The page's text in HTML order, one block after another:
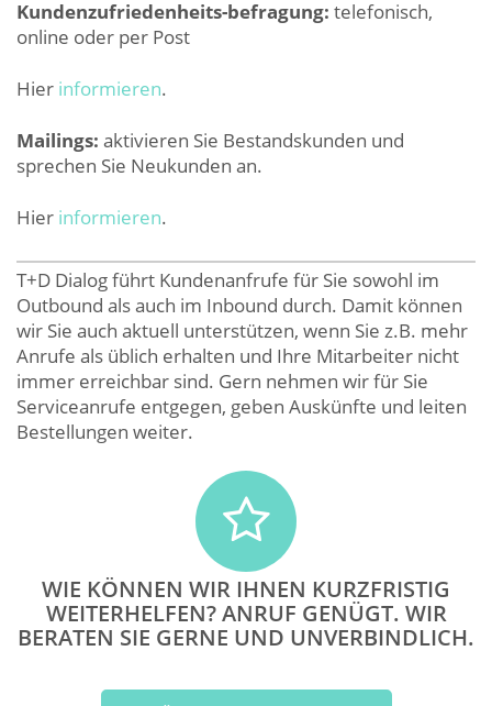
Kundenzufriedenheits-befragung: telefonisch,
online oder per Post
Hier informieren.
Mailings: aktivieren Sie Bestandskunden und
sprechen Sie Neukunden an.
Hier informieren.
T+D Dialog führt Kundenanfrufe für Sie sowohl im
Outbound als auch im Inbound durch. Damit können
wir Sie auch aktuell unterstützen, wenn Sie z.B. mehr
Anrufe als üblich erhalten und Ihre Mitarbeiter nicht
immer erreichbar sind. Gern nehmen wir für Sie
Serviceanrufe entgegen, geben Auskünfte und leiten
Bestellungen weiter.
WIE KÖNNEN WIR IHNEN KURZFRISTIG
WEITERHELFEN? ANRUF GENÜGT. WIR
BERATEN SIE GERNE UND UNVERBINDLICH.